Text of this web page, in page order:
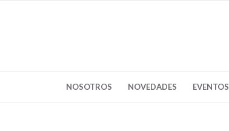
NOSOTROS NOVEDADES EVENTOS